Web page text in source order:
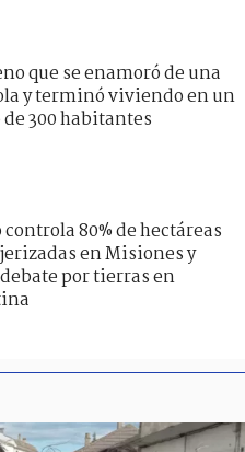
que se enamoró de una
y terminó viviendo en un
300 habitantes
80% de hectáreas
en Misiones y
por tierras en